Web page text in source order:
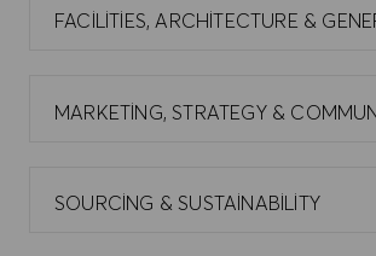
SOURCING & SUSTAINABILITY